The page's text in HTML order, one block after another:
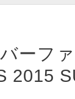
ーフ
2015